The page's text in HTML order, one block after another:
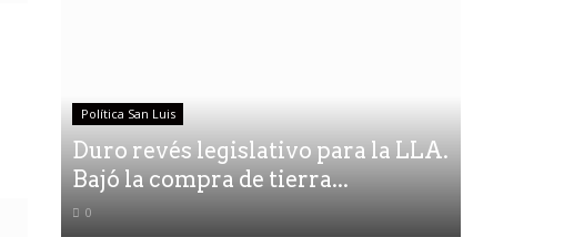
Política San Luis
Duro revés legislativo para la LLA.
Bajó la compra de tierra...
0